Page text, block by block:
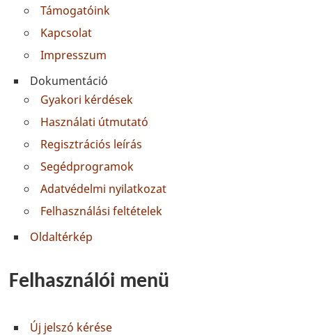
Támogatóink
Kapcsolat
Impresszum
Dokumentáció
Gyakori kérdések
Használati útmutató
Regisztrációs leírás
Segédprogramok
Adatvédelmi nyilatkozat
Felhasználási feltételek
Oldaltérkép
Felhasználói menü
Új jelszó kérése